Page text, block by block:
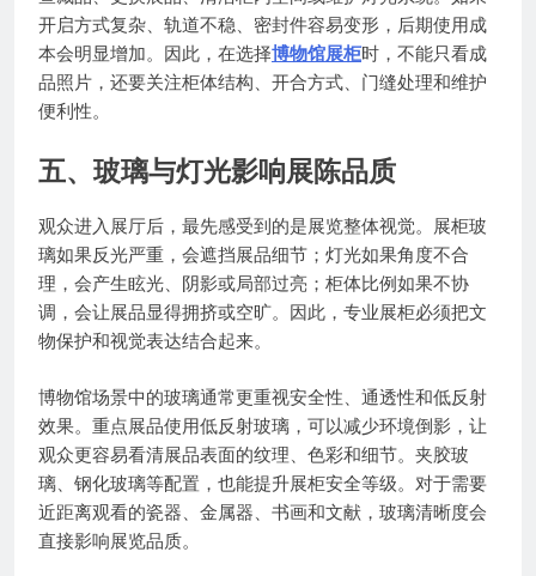
开启方式复杂、轨道不稳、密封件容易变形，后期使用成
本会明显增加。因此，在选择博物馆展柜时，不能只看成
品照片，还要关注柜体结构、开合方式、门缝处理和维护
便利性。
五、玻璃与灯光影响展陈品质
观众进入展厅后，最先感受到的是展览整体视觉。展柜玻
璃如果反光严重，会遮挡展品细节；灯光如果角度不合
理，会产生眩光、阴影或局部过亮；柜体比例如果不协
调，会让展品显得拥挤或空旷。因此，专业展柜必须把文
物保护和视觉表达结合起来。
博物馆场景中的玻璃通常更重视安全性、通透性和低反射
效果。重点展品使用低反射玻璃，可以减少环境倒影，让
观众更容易看清展品表面的纹理、色彩和细节。夹胶玻
璃、钢化玻璃等配置，也能提升展柜安全等级。对于需要
近距离观看的瓷器、金属器、书画和文献，玻璃清晰度会
直接影响展览品质。